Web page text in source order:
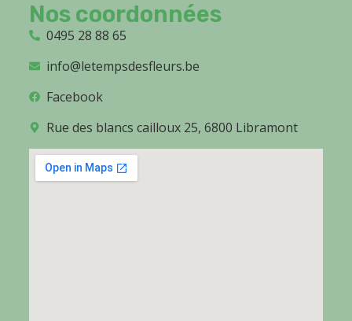
Nos coordonnées
0495 28 88 65
info@letempsdesfleurs.be
Facebook
Rue des blancs cailloux 25, 6800 Libramont